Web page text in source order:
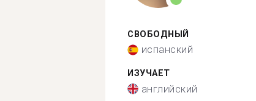
СВОБОДНЫЙ
испанский
ИЗУЧАЕТ
английский